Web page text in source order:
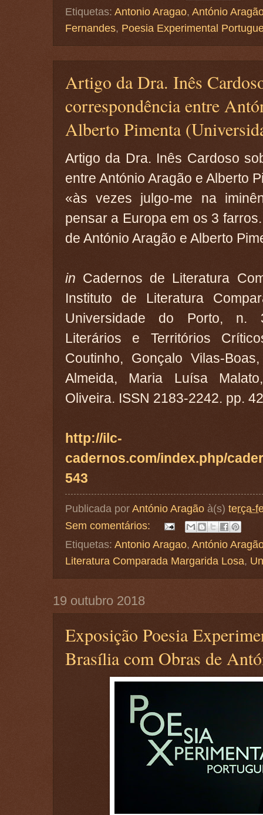
Etiquetas: Antonio Aragao, António
Fernandes, Poesia Experimental
Artigo da Dra. Inês
correspondência entre
Alberto Pimenta
Artigo da Dra. Inês Cardoso
entre António Aragão e Alberto
«às vezes julgo-me na
pensar a Europa em os 3
de António Aragão e Alberto
in Cadernos de Literatura
Instituto de Literatura
Universidade do Porto, n.
Literários e Territórios
Coutinho, Gonçalo Vilas-
Almeida, Maria Luísa
Oliveira. ISSN 2183-2242. pp.
http://ilc-
cadernos.com/index.php/
543
Publicada por António Aragão à(s) terça-
Sem comentários:
Etiquetas: Antonio Aragao, António
Literatura Comparada Margarida Losa,
19 outubro 2018
Exposição Poesia
Brasília com Obras de